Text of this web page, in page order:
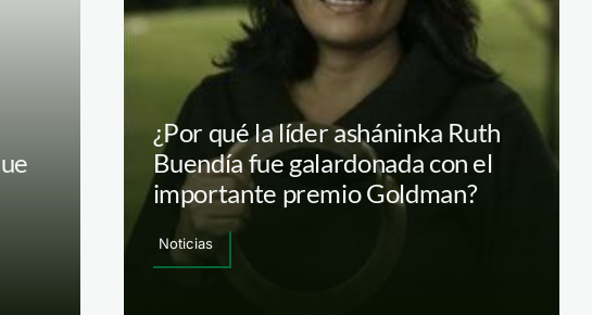
¿Por qué la líder asháninka Ruth
Buendía fue galardonada con el
importante premio Goldman?
Noticias